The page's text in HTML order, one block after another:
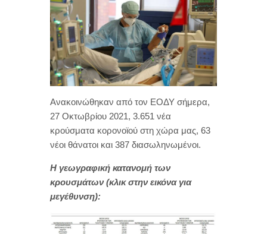
Ανακοινώθηκαν από τον ΕΟΔΥ σήμερα,
27 Οκτωβρίου 2021, 3.651 νέα
κρούσματα κορονοϊού στη χώρα μας, 63
νέοι θάνατοι και 387 διασωληνωμένοι.
Η γεωγραφική κατανομή των
κρουσμάτων (κλικ στην εικόνα για
μεγέθυνση):